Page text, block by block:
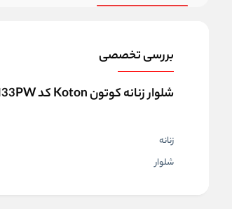
بررسی تخصصی
شلوار زنانه کوتون Koton کد 6SAK40133PW
زنانه
شلوار